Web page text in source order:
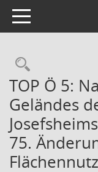
Toggle navigation
TOP Ö 5:
Geländes
75.